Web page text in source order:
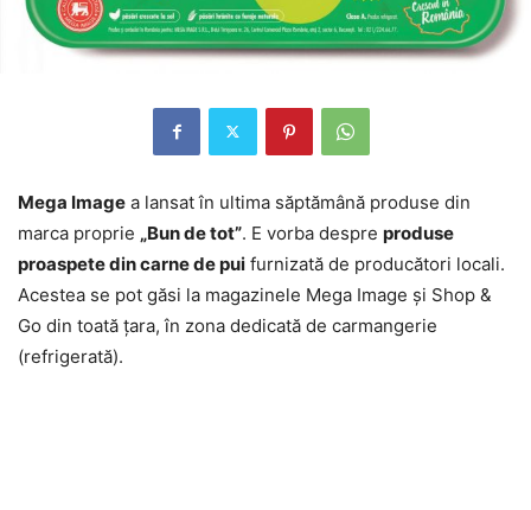
Mega Image a lansat în ultima săptămână produse din
marca proprie „Bun de tot”. E vorba despre produse
proaspete din carne de pui furnizată de producători locali.
Acestea se pot găsi la magazinele Mega Image şi Shop &
Go din toată ţara, în zona dedicată de carmangerie
(refrigerată).